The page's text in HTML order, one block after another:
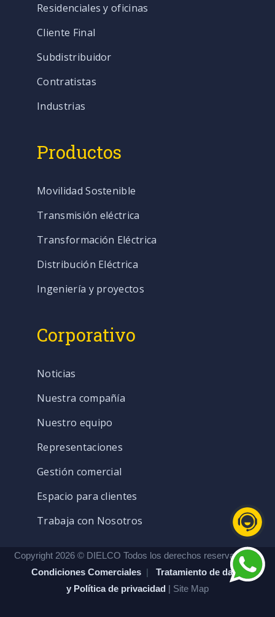
Residenciales y oficinas
Cliente Final
Subdistribuidor
Contratistas
Industrias
Productos
Movilidad Sostenible
Transmisión eléctrica
Transformación Eléctrica
Distribución Eléctrica
Ingeniería y proyectos
Corporativo
Noticias
Nuestra compañía
Nuestro equipo
Representaciones
Gestión comercial
Espacio para clientes
Trabaja con Nosotros
Copyright 2026 © DIELCO Todos los derechos reservados. |
Condiciones Comerciales
Tratamiento de datos
y Política de privacidad
| Site Map